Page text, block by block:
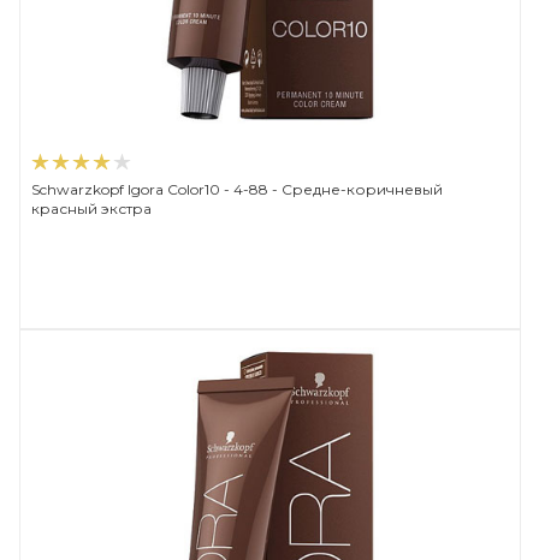
Schwarzkopf Igora Color10 - 4-88 - Средне-коричневый
красный экстра